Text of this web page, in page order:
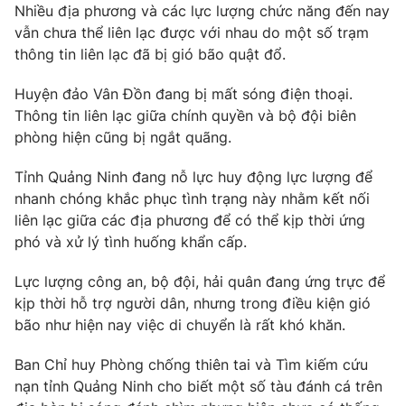
Ðiện thoại Thời báo VTV:024.66 897 897
Email:toasoan@vtv.vn
Liên hệ quảng cáo: 024-7300.7108
® Cấm sao chép dưới mọi hình thức nếu không có sự chấp
thuận bằng văn bản. Ghi rõ nguồn VTV.vn khi phát hành lại
Nhiều địa phương và các lực lượng chức năng đến nay
vẫn chưa thể liên lạc được với nhau do một số trạm
thông tin liên lạc đã bị gió bão quật đổ.
Huyện đảo Vân Đồn đang bị mất sóng điện thoại.
Thông tin liên lạc giữa chính quyền và bộ đội biên
phòng hiện cũng bị ngắt quãng.
Tỉnh Quảng Ninh đang nỗ lực huy động lực lượng để
nhanh chóng khắc phục tình trạng này nhằm kết nối
liên lạc giữa các địa phương để có thể kịp thời ứng
phó và xử lý tình huống khẩn cấp.
Lực lượng công an, bộ đội, hải quân đang ứng trực để
kịp thời hỗ trợ người dân, nhưng trong điều kiện gió
bão như hiện nay việc di chuyển là rất khó khăn.
Ban Chỉ huy Phòng chống thiên tai và Tìm kiếm cứu
nạn tỉnh Quảng Ninh cho biết một số tàu đánh cá trên